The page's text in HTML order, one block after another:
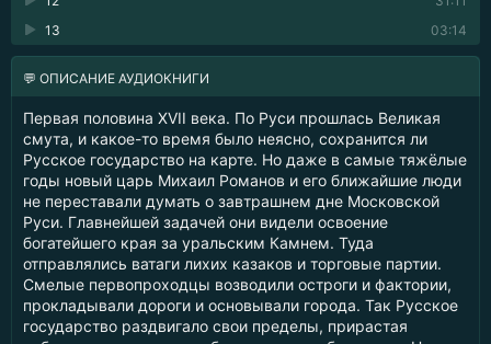
03:14
13
💬 ОПИСАНИЕ АУДИОКНИГИ
Первая половина XVII века. По Руси прошлась Великая
смута, и какое-то время было неясно, сохранится ли
Русское государство на карте. Но даже в самые тяжёлые
годы новый царь Михаил Романов и его ближайшие люди
не переставали думать о завтрашнем дне Московской
Руси. Главнейшей задачей они видели освоение
богатейшего края за уральским Камнем. Туда
отправлялись ватаги лихих казаков и торговые партии.
Смелые первопроходцы возводили остроги и фактории,
прокладывали дороги и основывали города. Так Русское
государство раздвигало свои пределы, прирастая